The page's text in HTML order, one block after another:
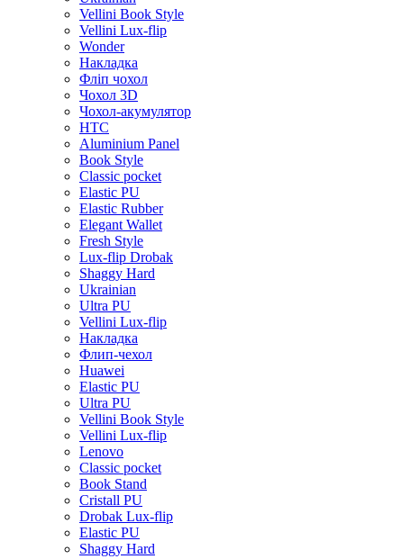
Vellini Book Style
Vellini Lux-flip
Wonder
Накладка
Фліп чохол
Чохол 3D
Чохол-акумулятор
HTC
Aluminium Panel
Book Style
Classic pocket
Elastic PU
Elastic Rubber
Elegant Wallet
Fresh Style
Lux-flip Drobak
Shaggy Hard
Ukrainian
Ultra PU
Vellini Lux-flip
Накладка
Флип-чехол
Huawei
Elastic PU
Ultra PU
Vellini Book Style
Vellini Lux-flip
Lenovo
Classic pocket
Book Stand
Cristall PU
Drobak Lux-flip
Elastic PU
Shaggy Hard